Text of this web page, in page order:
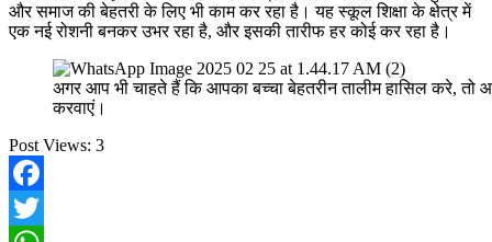
और समाज की बेहतरी के लिए भी काम कर रहा है। यह स्कूल शिक्षा के क्षेत्र में
एक नई रोशनी बनकर उभर रहा है, और इसकी तारीफ हर कोई कर रहा है।
अगर आप भी चाहते हैं कि आपका बच्चा बेहतरीन तालीम हासिल करे,
करवाएं।
Post Views: 3
Facebook